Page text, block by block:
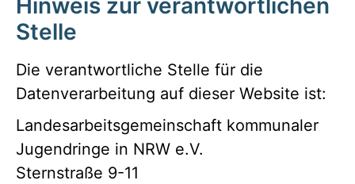
Hinweis zur verantwortlichen
Stelle
Die verantwortliche Stelle für die
Datenverarbeitung auf dieser Website ist:
Landesarbeitsgemeinschaft kommunaler
Jugendringe in NRW e.V.
Sternstraße 9-11